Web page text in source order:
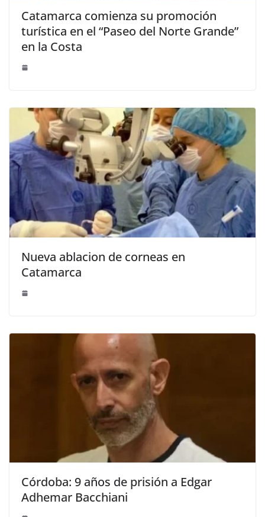
Catamarca comienza su promoción
turística en el “Paseo del Norte Grande”
en la Costa
Nueva ablacion de corneas en
Catamarca
Córdoba: 9 años de prisión a Edgar
Adhemar Bacchiani